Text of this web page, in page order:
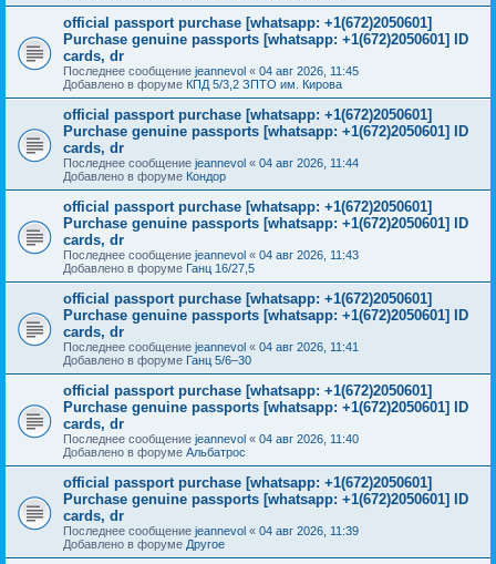
official passport purchase [whatsapp: +1(672)2050601]
Purchase genuine passports [whatsapp: +1(672)2050601] ID
cards, dr
Последнее сообщение jeannevol « 04 авг 2026, 11:45
Добавлено в форуме КПД 5/3,2 ЗПТО им. Кирова
official passport purchase [whatsapp: +1(672)2050601]
Purchase genuine passports [whatsapp: +1(672)2050601] ID
cards, dr
Последнее сообщение jeannevol « 04 авг 2026, 11:44
Добавлено в форуме Кондор
official passport purchase [whatsapp: +1(672)2050601]
Purchase genuine passports [whatsapp: +1(672)2050601] ID
cards, dr
Последнее сообщение jeannevol « 04 авг 2026, 11:43
Добавлено в форуме Ганц 16/27,5
official passport purchase [whatsapp: +1(672)2050601]
Purchase genuine passports [whatsapp: +1(672)2050601] ID
cards, dr
Последнее сообщение jeannevol « 04 авг 2026, 11:41
Добавлено в форуме Ганц 5/6–30
official passport purchase [whatsapp: +1(672)2050601]
Purchase genuine passports [whatsapp: +1(672)2050601] ID
cards, dr
Последнее сообщение jeannevol « 04 авг 2026, 11:40
Добавлено в форуме Альбатрос
official passport purchase [whatsapp: +1(672)2050601]
Purchase genuine passports [whatsapp: +1(672)2050601] ID
cards, dr
Последнее сообщение jeannevol « 04 авг 2026, 11:39
Добавлено в форуме Другое